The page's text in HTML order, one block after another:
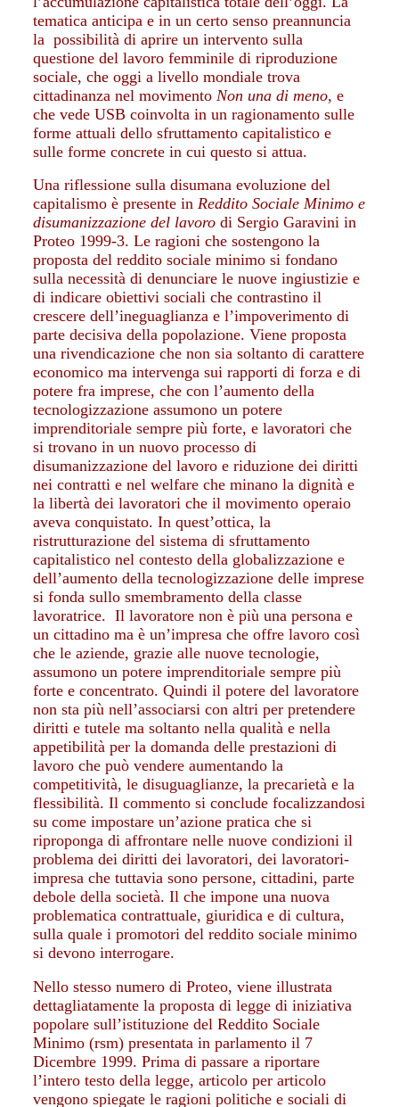
tematica anticipa e in un certo senso preannuncia
la possibilità di aprire un intervento sulla
questione del lavoro femminile di riproduzione
sociale, che oggi a livello mondiale trova
cittadinanza nel movimento Non una di meno, e
che vede USB coinvolta in un ragionamento sulle
forme attuali dello sfruttamento capitalistico e
sulle forme concrete in cui questo si attua.
Una riflessione sulla disumana evoluzione del
capitalismo è presente inReddito Sociale Minimo e
disumanizzazione del lavorodi Sergio Garavini in
Proteo 1999-3. Le ragioni che sostengono la
proposta del reddito sociale minimo si fondano
sulla necessità di denunciare le nuove ingiustizie e
di indicare obiettivi sociali che contrastino il
crescere dell’ineguaglianza e l’impoverimento di
parte decisiva della popolazione. Viene proposta
una rivendicazione che non sia soltanto di carattere
economico ma intervenga sui rapporti di forza e di
potere fra imprese, che con l’aumento della
tecnologizzazione assumono un potere
imprenditoriale sempre più forte, e lavoratori che
si trovano in un nuovo processo di
disumanizzazione del lavoro e riduzione dei diritti
nei contratti e nel welfare che minano la dignità e
la libertà dei lavoratori che il movimento operaio
aveva conquistato. In quest’ottica, la
ristrutturazione del sistema di sfruttamento
capitalistico nel contesto della globalizzazione e
dell’aumento della tecnologizzazione delle imprese
si fonda sullo smembramento della classe
lavoratrice. Il lavoratore non è più una persona e
un cittadino ma è un’impresa che offre lavoro così
che le aziende, grazie alle nuove tecnologie,
assumono un potere imprenditoriale sempre più
forte e concentrato. Quindi il potere del lavoratore
non sta più nell’associarsi con altri per pretendere
diritti e tutele ma soltanto nella qualità e nella
appetibilità per la domanda delle prestazioni di
lavoro che può vendere aumentando la
competitività, le disuguaglianze, la precarietà e la
flessibilità. Il commento si conclude focalizzandosi
su come impostare un’azione pratica che si
riproponga di affrontare nelle nuove condizioni il
problema dei diritti dei lavoratori, dei lavoratori-
impresa che tuttavia sono persone, cittadini, parte
debole della società. Il che impone una nuova
problematica contrattuale, giuridica e di cultura,
sulla quale i promotori del reddito sociale minimo
si devono interrogare.
Nello stesso numero di Proteo, viene illustrata
dettagliatamente la proposta di legge di iniziativa
popolare sull’istituzione del Reddito Sociale
Minimo (rsm) presentata in parlamento il 7
Dicembre 1999. Prima di passare a riportare
l’intero testo della legge, articolo per articolo
vengono spiegate le ragioni politiche e sociali di